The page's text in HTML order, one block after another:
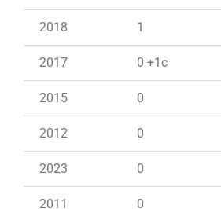
2018 1
2017 0 +1c
2015 0
2012 0
2023 0
2011 0